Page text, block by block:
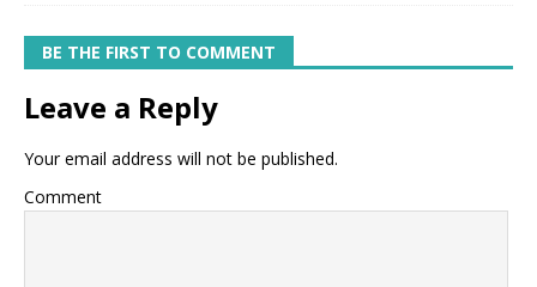
BE THE FIRST TO COMMENT
Leave a Reply
Your email address will not be published.
Comment